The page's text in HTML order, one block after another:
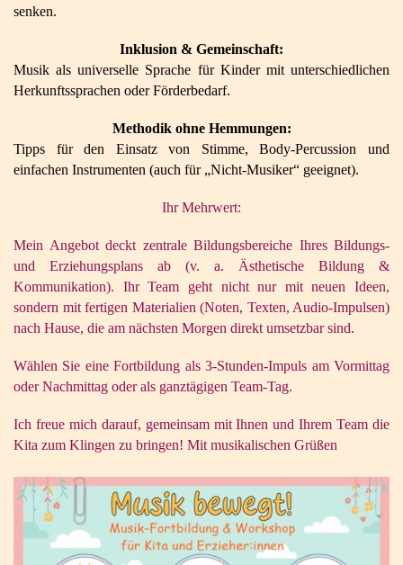
senken.
Inklusion & Gemeinschaft:
Musik als universelle Sprache für Kinder mit unterschiedlichen
Herkunftssprachen oder Förderbedarf.
Methodik ohne Hemmungen:
Tipps für den Einsatz von Stimme, Body-Percussion und
einfachen Instrumenten (auch für „Nicht-Musiker“ geeignet).
Ihr Mehrwert:
Mein Angebot deckt zentrale Bildungsbereiche Ihres Bildungs-
und Erziehungsplans ab (v. a. Ästhetische Bildung &
Kommunikation). Ihr Team geht nicht nur mit neuen Ideen,
sondern mit fertigen Materialien (Noten, Texten, Audio-Impulsen)
nach Hause, die am nächsten Morgen direkt umsetzbar sind.
Wählen Sie eine Fortbildung als 3-Stunden-Impuls am Vormittag
oder Nachmittag oder als ganztägigen Team-Tag.
Ich freue mich darauf, gemeinsam mit Ihnen und Ihrem Team die
Kita zum Klingen zu bringen! Mit musikalischen Grüßen